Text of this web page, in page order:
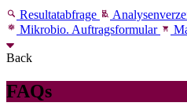
Resultatabfrage
Mikrobio. Auftragsformular
Back
FAQs